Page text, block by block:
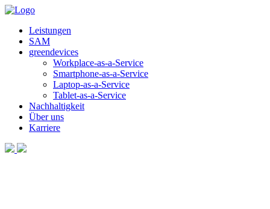
Leistungen
SAM
greendevices
Workplace-as-a-Service
Smartphone-as-a-Service
Laptop-as-a-Service
Tablet-as-a-Service
Nachhaltigkeit
Über uns
Karriere